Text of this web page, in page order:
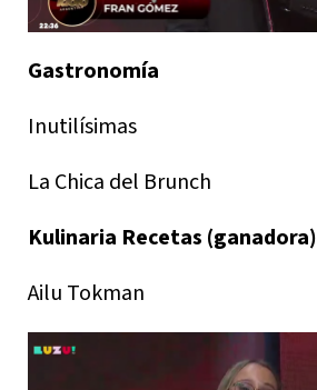
Gastronomía
Inutilísimas
La Chica del Brunch
Kulinaria Recetas (ganadora)
Ailu Tokman